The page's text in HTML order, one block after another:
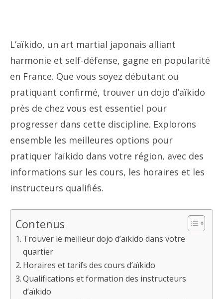
L’aïkido, un art martial japonais alliant
harmonie et self-défense, gagne en popularité
en France. Que vous soyez débutant ou
pratiquant confirmé, trouver un dojo d’aïkido
près de chez vous est essentiel pour
progresser dans cette discipline. Explorons
ensemble les meilleures options pour
pratiquer l’aïkido dans votre région, avec des
informations sur les cours, les horaires et les
instructeurs qualifiés.
Contenus
Trouver le meilleur dojo d’aïkido dans votre
quartier
Horaires et tarifs des cours d’aïkido
Qualifications et formation des instructeurs
d’aïkido